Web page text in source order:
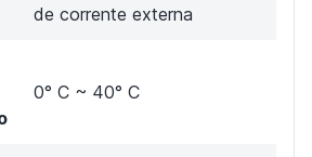
de corrente externa
0° C ~ 40° C